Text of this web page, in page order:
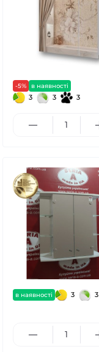
-5% в наявності
3 3 3
в наявності 3 3